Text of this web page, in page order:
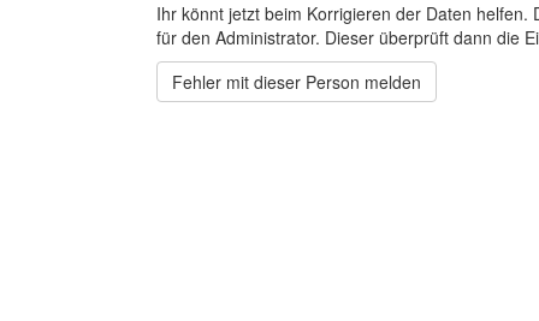
Ihr könnt jetzt beim Korrigieren der Daten
für den Administrator. Dieser überprüft dann die
Fehler mit dieser Person melden